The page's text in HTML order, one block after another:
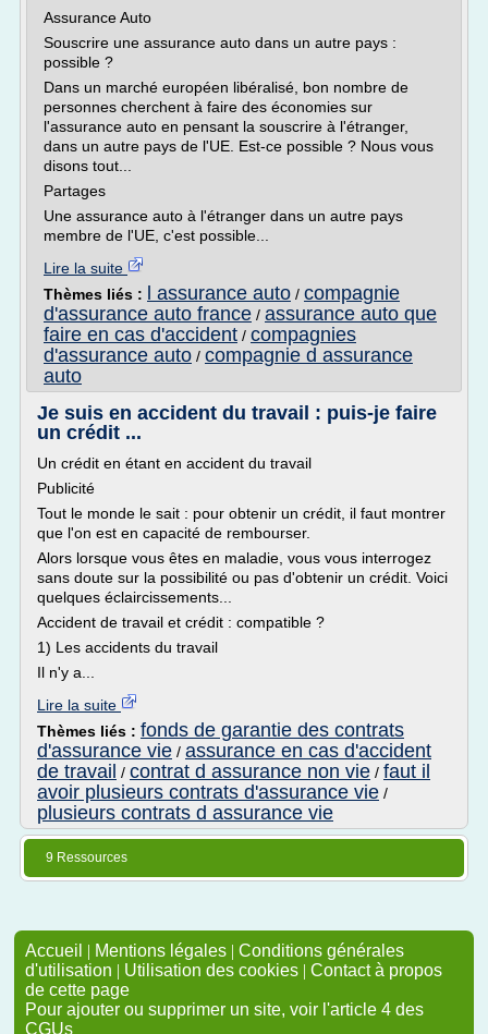
Assurance Auto
Souscrire une assurance auto dans un autre pays :
possible ?
Dans un marché européen libéralisé, bon nombre de
personnes cherchent à faire des économies sur
l'assurance auto en pensant la souscrire à l'étranger,
dans un autre pays de l'UE. Est-ce possible ? Nous vous
disons tout...
Partages
Une assurance auto à l'étranger dans un autre pays
membre de l'UE, c'est possible...
Lire la suite
Thèmes liés :
l assurance auto / compagnie
d'assurance auto france / assurance auto que
faire en cas d'accident / compagnies
d'assurance auto / compagnie d assurance
auto
Je suis en accident du travail : puis-je faire
un crédit ...
Un crédit en étant en accident du travail
Publicité
Tout le monde le sait : pour obtenir un crédit, il faut montrer
que l'on est en capacité de rembourser.
Alors lorsque vous êtes en maladie, vous vous interrogez
sans doute sur la possibilité ou pas d'obtenir un crédit. Voici
quelques éclaircissements...
Accident de travail et crédit : compatible ?
1) Les accidents du travail
Il n'y a...
Lire la suite
Thèmes liés : fonds de garantie des contrats
d'assurance vie / assurance en cas d'accident
de travail / contrat d assurance non vie / faut il
avoir plusieurs contrats d'assurance vie /
plusieurs contrats d assurance vie
9 Ressources
Accueil | Mentions légales | Conditions générales
d'utilisation | Utilisation des cookies | Contact à propos
de cette page
Pour ajouter ou supprimer un site, voir l'article 4 des
CGUs